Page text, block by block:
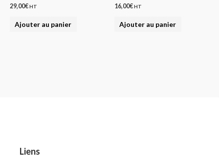
29,00€HT
Ajouter au panier
16,00€HT
Ajouter au panier
Liens